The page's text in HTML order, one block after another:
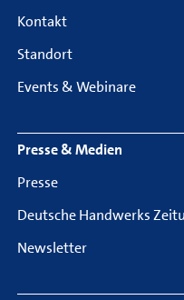
Kontakt
Standort
Events & Webinare
Presse & Medien
Presse
Deutsche Handwerks
Newsletter